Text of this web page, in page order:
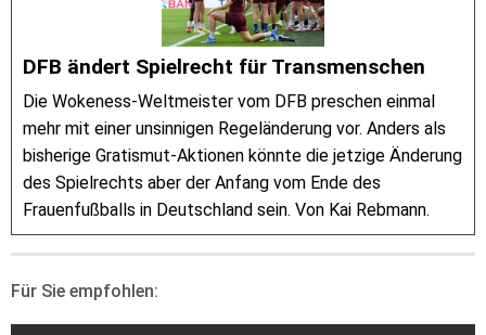
DFB ändert Spielrecht für Transmenschen
Die Wokeness-Weltmeister vom DFB preschen einmal
mehr mit einer unsinnigen Regeländerung vor. Anders als
bisherige Gratismut-Aktionen könnte die jetzige Änderung
des Spielrechts aber der Anfang vom Ende des
Frauenfußballs in Deutschland sein. Von Kai Rebmann.
Für Sie empfohlen: